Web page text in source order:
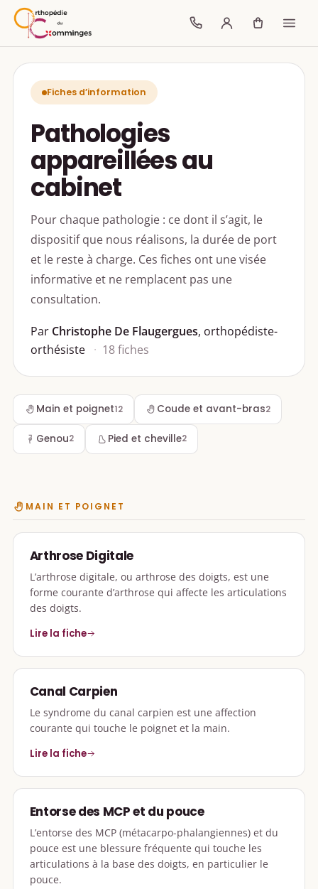
Fiches d’information
Pathologies
appareillées au
cabinet
Pour chaque pathologie : ce dont il s’agit, le
dispositif que nous réalisons, la durée de port
et le reste à charge. Ces fiches ont une visée
informative et ne remplacent pas une
consultation.
Par Christophe De Flaugergues, orthopédiste-
orthésiste
18 fiches
Main et poignet12 Coude et avant-bras2
Genou2 Pied et cheville2
MAIN ET POIGNET
Arthrose Digitale
L’arthrose digitale, ou arthrose des doigts, est une
forme courante d’arthrose qui affecte les articulations
des doigts.
Lire la fiche
Canal Carpien
Le syndrome du canal carpien est une affection
courante qui touche le poignet et la main.
Lire la fiche
Entorse des MCP et du pouce
L’entorse des MCP (métacarpo-phalangiennes) et du
pouce est une blessure fréquente qui touche les
articulations à la base des doigts, en particulier le
pouce.